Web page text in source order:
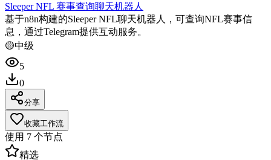
Sleeper NFL 赛事查询聊天机器人
基于n8n构建的Sleeper NFL聊天机器人，可查询NFL赛事信
息，通过Telegram提供互动服务。
🟡中级
5
0
分享
收藏工作流
使用 7 个节点
精选